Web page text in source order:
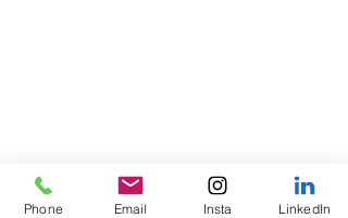
Phone Email Insta LinkedIn